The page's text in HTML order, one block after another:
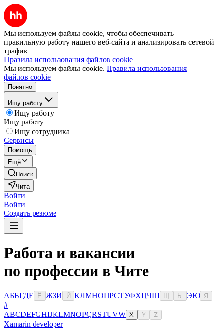
Мы используем файлы cookie, чтобы обеспечивать
правильную работу нашего веб-сайта и анализировать сетевой
трафик.
Правила использования файлов cookie
Мы используем файлы cookie. Правила использования
файлов cookie
Понятно
Ищу работу
Ищу работу
Ищу работу
Ищу сотрудника
Сервисы
Помощь
Ещё
Поиск
Чита
Войти
Войти
Создать резюме
Работа и вакансии
по профессии в Чите
АБВГДЕ Ё ЖЗИ Й КЛМНОПРСТУФХЦЧШ Ы ЭЮ Я
#
ABCDEFGHIJKLMNOPQRSTUVW X Y Z
Xamarin developer